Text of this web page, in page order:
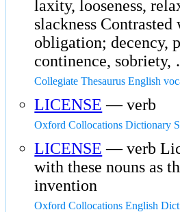
laxity, looseness,
slackness Contrasted
obligation; decency,
continence,
Collegiate Thesaurus English
LICENSE — verb
Oxford Collocations Dictionary
LICENSE — verb
with these nouns as
invention
Oxford Collocations English